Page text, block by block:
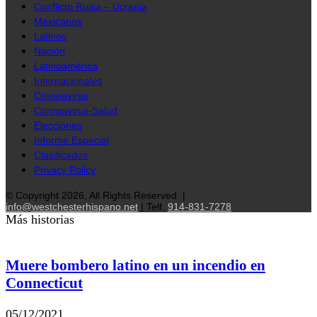
Conflicto Rusia – Ucrania
Mexicanos
Latinos
Nación
Latinoamérica
Internacionales
Coronavirus
Coronavirus-Salud
Elecciones
Informe Especial
Clasificados
Privacy Policy
© Copyright 2026, All Rights Reserved. |
info@westchesterhispano.net | Telf. 914-831-7278
Más historias
Muere bombero latino en un incendio en
Connecticut
05/12/2021